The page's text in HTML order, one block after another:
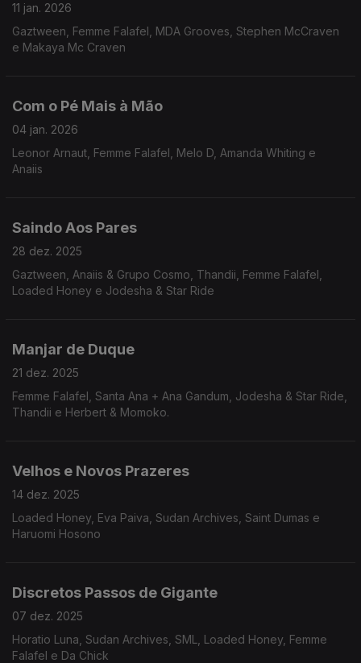
11 jan. 2026
Gaztween, Femme Falafel, MDA Grooves, Stephen McCraven
e Makaya Mc Craven
Com o Pé Mais à Mão
04 jan. 2026
Leonor Arnaut, Femme Falafel, Melo D, Amanda Whiting e
Anaiis
Saindo Aos Pares
28 dez. 2025
Gaztween, Anaiis & Grupo Cosmo, Thandii, Femme Falafel,
Loaded Honey e Jodesha & Star Ride
Manjar de Duque
21 dez. 2025
Femme Falafel, Santa Ana + Ana Gandum, Jodesha & Star Ride,
Thandii e Herbert & Momoko.
Velhos e Novos Prazeres
14 dez. 2025
Loaded Honey, Eva Paiva, Sudan Archives, Saint Dumas e
Haruomi Hosono
Discretos Passos de Gigante
07 dez. 2025
Horatio Luna, Sudan Archives, SML, Loaded Honey, Femme
Falafel e Da Chick